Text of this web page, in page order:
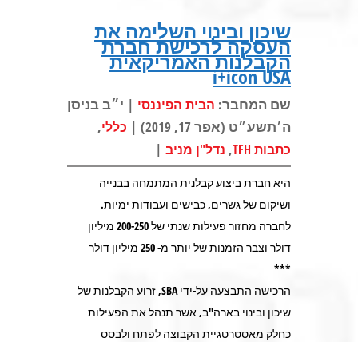
שיכון ובינוי השלימה את
העסקה לרכישת חברת
הקבלנות האמריקאית
i+icon USA
שם המחבר: הבית הפיננסי | י״ב בניסן
ה׳תשע״ט (אפר 17, 2019) |
כללי,
כתבות TFH , נדל"ן מניב |
היא חברת ביצוע קבלנית המתמחה בבנייה
ושיקום של גשרים, כבישים ועבודות ימיות.
לחברה מחזור פעילות שנתי של 200-250 מיליון
דולר וצבר הזמנות של יותר מ- 250 מיליון דולר
***
הרכישה התבצעה על-ידי SBA, זרוע הקבלנות של
שיכון ובינוי בארה"ב, אשר תנהל את הפעילות
כחלק מאסטרטגיית הקבוצה לפתח ולבסס